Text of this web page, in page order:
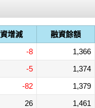
增減 融資餘額
-8 1,366
-5 1,374
-82 1,379
26 1,461